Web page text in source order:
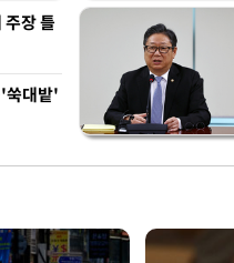
장 틀
쑥대밭'